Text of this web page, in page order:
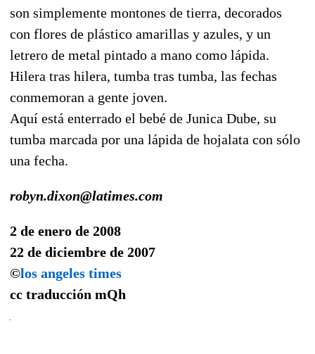
son simplemente montones de tierra, decorados
con flores de plástico amarillas y azules, y un
letrero de metal pintado a mano como lápida.
Hilera tras hilera, tumba tras tumba, las fechas
conmemoran a gente joven.
Aquí está enterrado el bebé de Junica Dube, su
tumba marcada por una lápida de hojalata con sólo
una fecha.
robyn.dixon@latimes.com
2 de enero de 2008
22 de diciembre de 2007
©los angeles times
cc traducción mQh